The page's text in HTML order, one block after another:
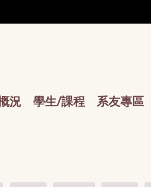
況 學生/課程 系友專區